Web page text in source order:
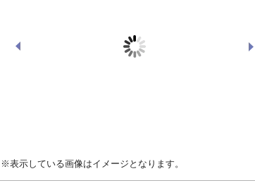
※表示している画像はイメージとなります。